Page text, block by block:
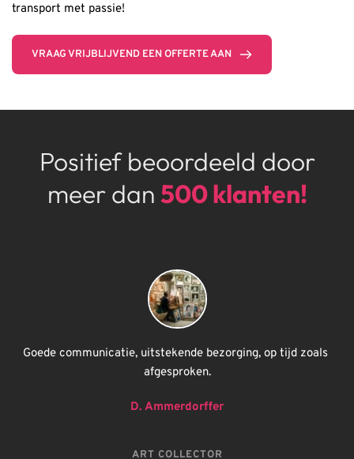
transport met passie!
VRAAG VRIJBLIJVEND EEN OFFERTE AAN
Positief beoordeeld door
meer dan 500 klanten!
Goede communicatie, uitstekende bezorging, op tijd zoals
afgesproken.
D. Ammerdorffer
ART COLLECTOR